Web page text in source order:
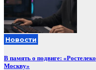
Новости
В память о подвиге:
Москву»